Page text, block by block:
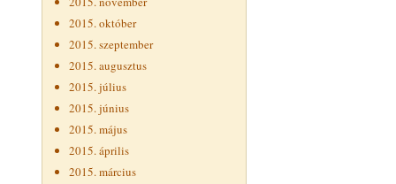
2015. október
2015. szeptember
2015. augusztus
2015. július
2015. június
2015. május
2015. április
2015. március